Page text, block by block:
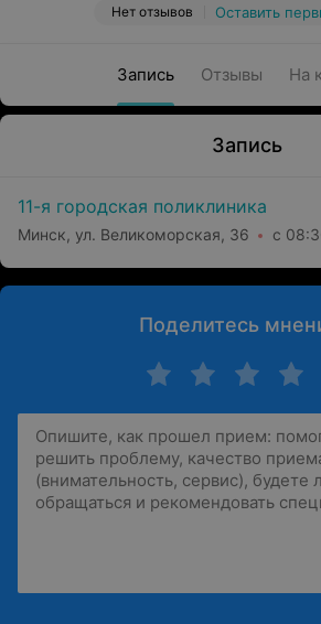
Нет отзывов Оставить
Запись Отзывы На
Запись
11-я городская поликлиника
Минск, ул. Великоморская, 36 с
Поделитесь